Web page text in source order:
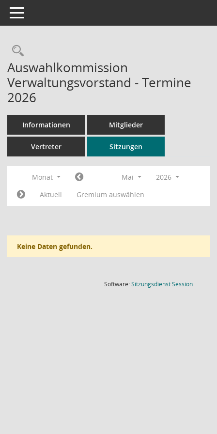
Toggle navigation
Rechercheauswahl
Auswahlkommission
Verwaltungsvorstand - Termine
2026
Informationen Mitglieder
Vertreter Sitzungen
Monat Mai
2026
Aktuell
Gremium auswählen
Keine Daten gefunden.
Software:SitzungsdienstSession(Wird in